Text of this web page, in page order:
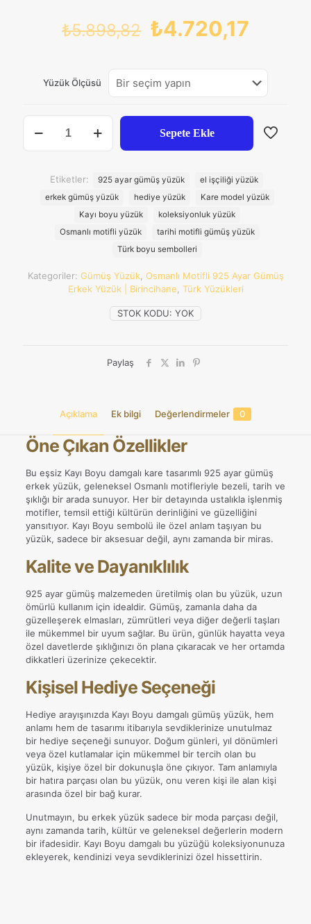
₺5.898,82 Orijinal
₺5.898,82.
₺4.720,17
fiyat:
Yüzük Ölçüsü
Boyu
Sepete Ekle
STOK KODU: YOK
Kategoriler: Gümüş Yüzük, Osmanlı Motifli 925 Ayar Gümüş
Erkek Yüzük | Birincihane Türk Yüzükleri
Etiketler: 925 ayar gümüş yüzük
el işçiliği yüzük
erkek gümüş yüzük
hediye yüzük
Kare model yüzük
Kayı boyu yüzük
koleksiyonluk yüzük
Osmanlı motifli yüzük
tarihi motifli gümüş yüzük
Türk boyu sembolleri
Paylaş
Açıklama Ek bilgi Değerlendirmeler 0
Öne Çıkan Özellikler
Bu eşsiz Kayı Boyu damgalı kare tasarımlı 925 ayar gümüş
erkek yüzük, geleneksel Osmanlı motifleriyle bezeli, tarih ve
şıklığı bir arada sunuyor. Her bir detayında ustalıkla işlenmiş
motifler, temsil ettiği kültürün derinliğini ve güzelliğini
yansıtıyor. Kayı Boyu sembolü ile özel anlam taşıyan bu
yüzük, sadece bir aksesuar değil, aynı zamanda bir miras.
Kalite ve Dayanıklılık
925 ayar gümüş malzemeden üretilmiş olan bu yüzük, uzun
ömürlü kullanım için idealdir. Gümüş, zamanla daha da
güzelleşerek elmasları, zümrütleri veya diğer değerli taşları
ile mükemmel bir uyum sağlar. Bu ürün, günlük hayatta veya
özel davetlerde şıklığınızı ön plana çıkaracak ve her ortamda
dikkatleri üzerinize çekecektir.
Kişisel Hediye Seçeneği
Hediye arayışınızda Kayı Boyu damgalı gümüş yüzük, hem
anlamı hem de tasarımı itibarıyla sevdiklerinize unutulmaz
bir hediye seçeneği sunuyor. Doğum günleri, yıl dönümleri
veya özel kutlamalar için mükemmel bir tercih olan bu
yüzük, kişiye özel bir dokunuşla öne çıkıyor. Tam anlamıyla
bir hatıra parçası olan bu yüzük, onu veren kişi ile alan kişi
arasında özel bir bağ kurar.
Unutmayın, bu erkek yüzük sadece bir moda parçası değil,
aynı zamanda tarih, kültür ve geleneksel değerlerin modern
bir ifadesidir. Kayı Boyu damgalı bu yüzüğü koleksiyonunuza
ekleyerek, kendinizi veya sevdiklerinizi özel hissettirin.